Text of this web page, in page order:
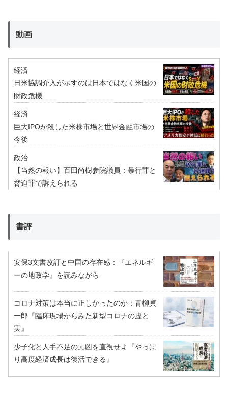
動画
経済
日米協調介入が示すのは日本ではなく米国の
財政危機
経済
巨大IPOが殺した米株市場と世界金融市場の
今後
政治
【当然の報い】百田尚樹参院議員：暴行罪と
脅迫罪で訴えられる
書評
安保3文書改訂と中国の存在感：『エネルギ
ーの地政学』を読みながら
コロナ対策は本当に正しかったのか：青柳貞
一郎『臨床現場からみた新型コロナの虚と
実』
少子化と人手不足の元凶を直視せよ『やっぱ
り高度経済成長は復活できる』